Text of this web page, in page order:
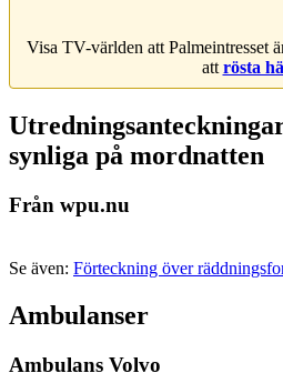
Visa TV-världen att Palmeintresset
att rösta
synliga på mordnatten
Från wpu.nu
Se även: Förteckning över
Ambulanser
Ambulans Volvo